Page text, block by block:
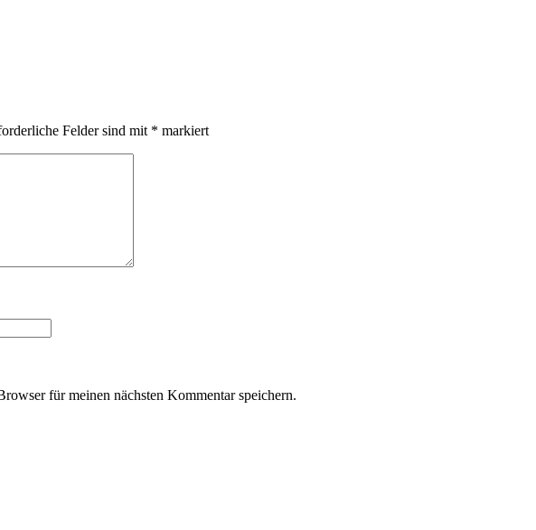
Felder sind mit * markiert
für meinen nächsten Kommentar speichern.